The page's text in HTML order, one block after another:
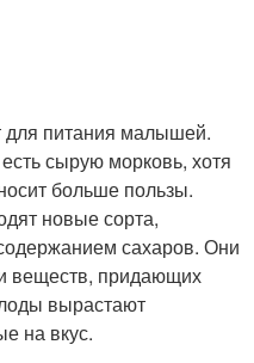
для питания малышей.
сырую морковь, хотя
больше пользы.
новые сорта,
сахаров. Они
веществ, придающих
вырастают
на вкус.